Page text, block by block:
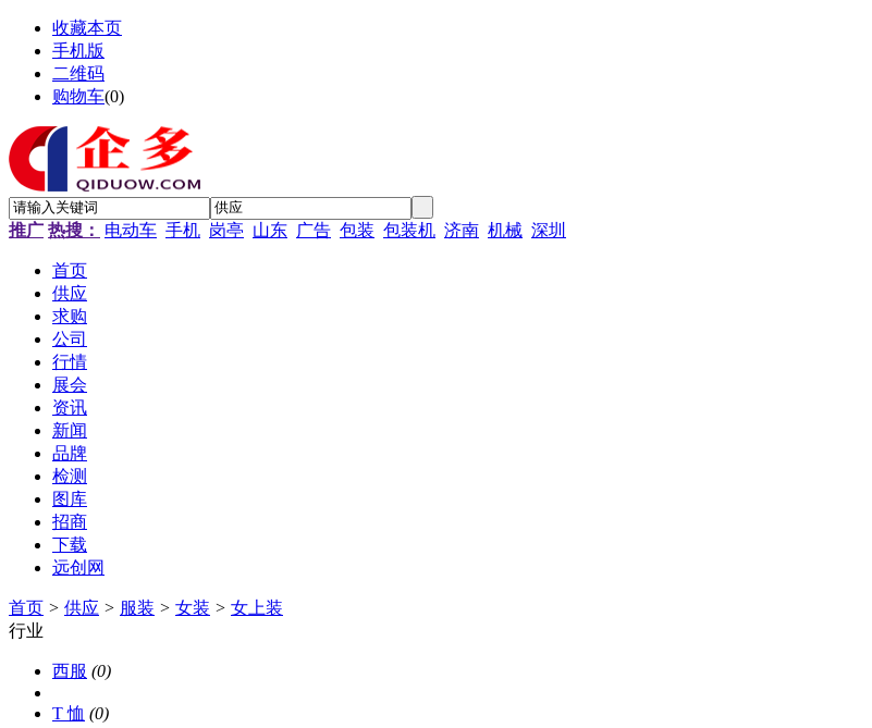
收藏本页
手机版
二维码
购物车(0)
推广 热搜： 电动车 手机 岗亭 山东 广告 包装 包装机 济南 机械 深圳
首页
供应
求购
公司
行情
展会
资讯
新闻
品牌
检测
图库
招商
下载
远创网
首页 > 供应 > 服装 > 女装 > 女上装
行业
西服 (0)
T 恤 (0)